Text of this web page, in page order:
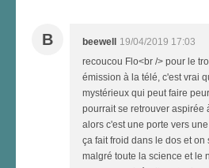
B beewell
19/04/2019 17:03
recoucou Flo<br /> pour le
émission à la télé, c'est vrai
mystérieux qui peut faire
pourrait se retrouver aspirée
alors c'est une porte vers
ça fait froid dans le dos et on
malgré toute la science et le